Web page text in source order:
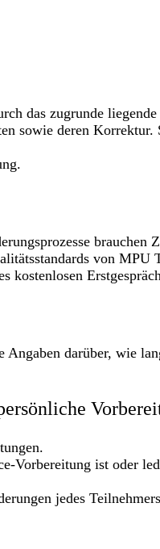
das zugrunde
sowie deren
brauchen
von MPU
kostenlosen
darüber, wie
ist oder
jedes